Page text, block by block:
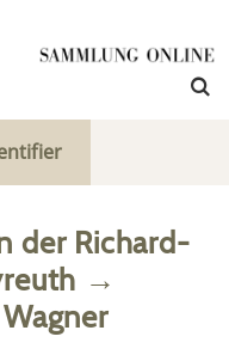
der Richard-
→